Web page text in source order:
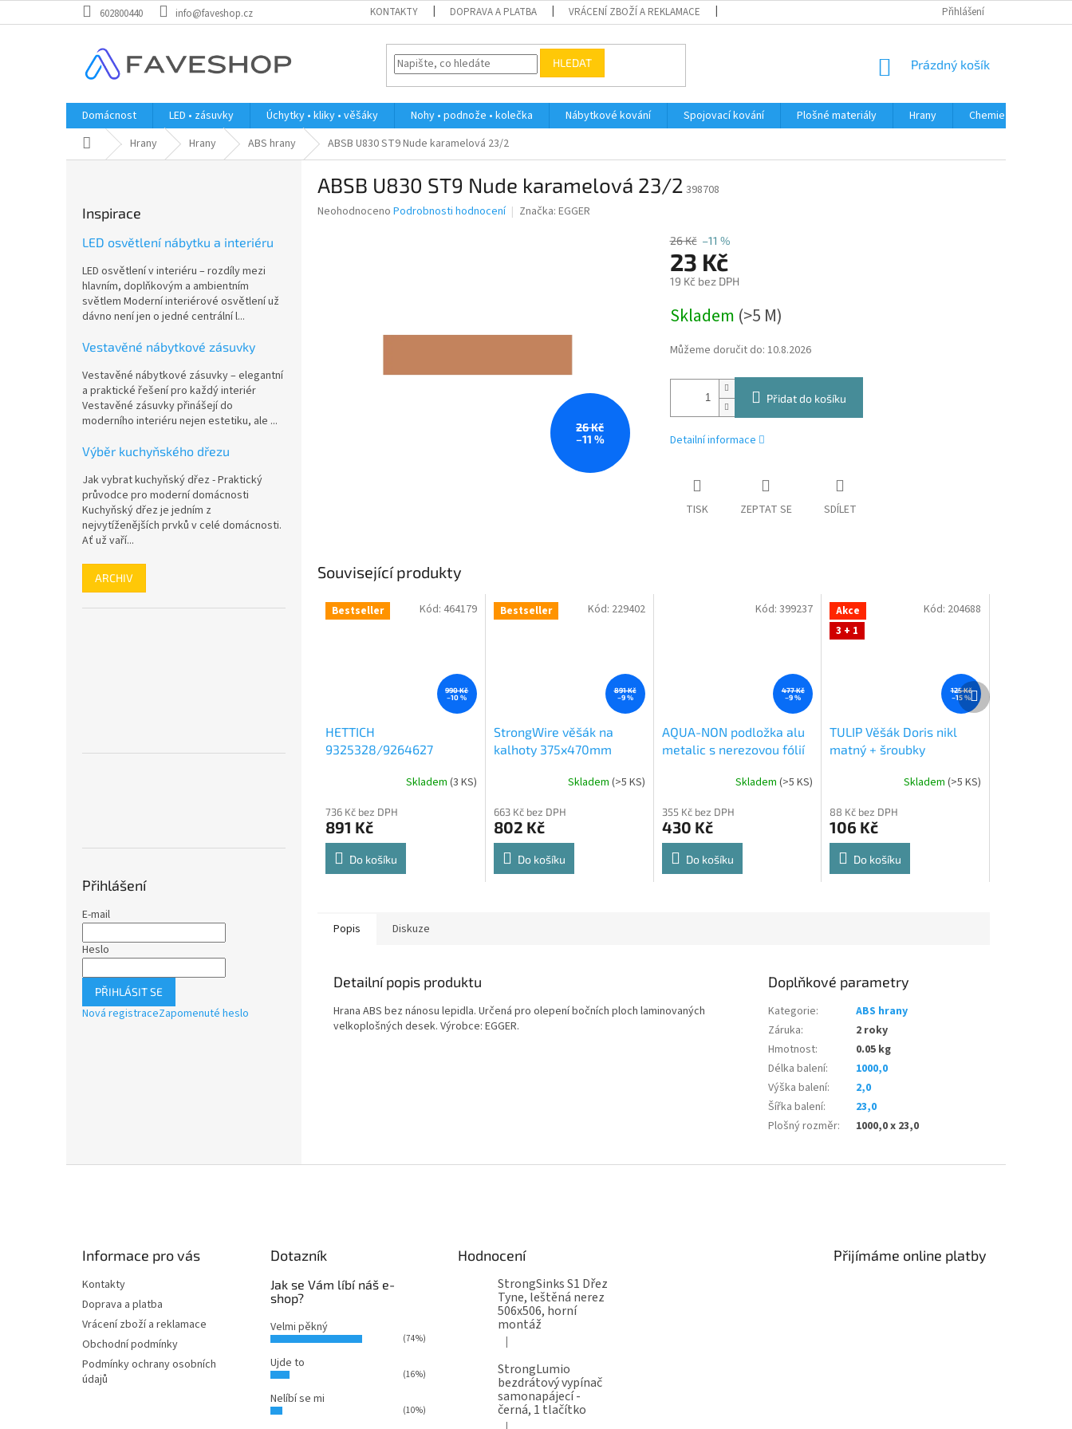
na
602800440 info@faveshop.cz KONTAKTY DOPRAVA A PLATBA VRÁCENÍ ZBOŽÍ A REKLAMACE PODMÍNKY OCHRANY OSOBNÍCH ÚDAJŮ
Přihlášení
HLEDAT
NÁKUPNÍ
Prázdný košík
Domácnost LED • zásuvky Úchytky • kliky • věšáky Nohy • podnože • kolečka Nábytkové kování Spojovací kování Plošné materiály Hrany
Chemie • doplňky
Domů Hrany Hrany ABS hrany ABSB U830 ST9 Nude karamelová 23/2
Inspirace
LED osvětlení nábytku a interiéru
LED osvětlení v interiéru – rozdíly mezi
hlavním, doplňkovým a ambientním
světlem Moderní interiérové osvětlení už
dávno není jen o jedné centrální l...
Vestavěné nábytkové zásuvky
Vestavěné nábytkové zásuvky – elegantní
a praktické řešení pro každý interiér
Vestavěné zásuvky přinášejí do
moderního interiéru nejen estetiku, ale ...
Výběr kuchyňského dřezu
Jak vybrat kuchyňský dřez - Praktický
průvodce pro moderní domácnosti
Kuchyňský dřez je jedním z
nejvytíženějších prvků v celé domácnosti.
Ať už vaří...
ARCHIV
Přihlášení
E-mail
Heslo
PŘIHLÁSIT SE
Nová registraceZapomenuté heslo
ABSB U830 ST9 Nude karamelová 23/2 398708
Průměrné
Neohodnoceno Podrobnosti hodnocení Značka: EGGER
26 Kč
–11 %
26 Kč –11 %
23 Kč
19 Kč bez DPH
cena:
Skladem (>5 M)
Můžeme doručit do: 10.8.2026
Přidat do košíku
Detailní informace
TISK ZEPTAT SE SDÍLET
Související produkty
Bestseller
990 Kč
–10 %
HETTICH
9325328/9264627
produktu
je
4,8
5
Skladem (3 KS)
736 Kč bez DPH
891 Kč
Do košíku
Kód: 464179 Bestseller
891 Kč
–9 %
StrongWire věšák na
kalhoty 375x470mm
produktu
je
4,8
5
Skladem (>5 KS)
663 Kč bez DPH
802 Kč
Do košíku
Kód: 229402
477 Kč
–9 %
AQUA-NON podložka alu
metalic s nerezovou fólií
produktu
je
4,6
5
Skladem(>5 KS)
355 Kč bez DPH
430 Kč
Do košíku
Kód:399237
Akce
3 + 1
125 Kč
–15 %
TULIP Věšák Doris nikl
matný + šroubky
produktu
je
5,0
5
Skladem(>5 KS)
88 Kč bez DPH
106 Kč
Do košíku
Kód: 204688
Další
produkt
Popis Diskuze
Detailní popis produktu
Hrana ABS bez nánosu lepidla. Určená pro olepení bočních ploch laminovaných
velkoplošných desek. Výrobce: EGGER.
Doplňkové parametry
Kategorie:
ABS hrany
Záruka:
2 roky
Hmotnost:
0.05 kg
Délka balení:
1000,0
Výška balení:
2,0
Šířka balení:
23,0
Plošný rozměr: 1000,0 x 23,0
Informace pro vás
Kontakty
Doprava a platba
Vrácení zboží a reklamace
Obchodní podmínky
Podmínky ochrany osobních
údajů
Dotazník
Jak se Vám líbí náš e-
shop?
Velmi pěkný
(74%)
Ujde to
(16%)
Nelíbí se mi
(10%)
Hodnocení
StrongSinks S1 Dřez
Tyne, leštěná nerez
506x506, horní
montáž
Hodnocení produktu je 5 z 5 hvězdiček.
|
StrongLumio
bezdrátový vypínač
samonapájecí -
černá, 1 tlačítko
Přijímáme online platby